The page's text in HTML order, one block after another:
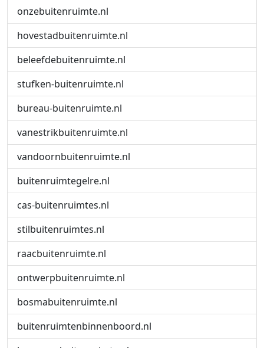
onzebuitenruimte.nl
hovestadbuitenruimte.nl
beleefdebuitenruimte.nl
stufken-buitenruimte.nl
bureau-buitenruimte.nl
vanestrikbuitenruimte.nl
vandoornbuitenruimte.nl
buitenruimtegelre.nl
cas-buitenruimtes.nl
stilbuitenruimtes.nl
raacbuitenruimte.nl
ontwerpbuitenruimte.nl
bosmabuitenruimte.nl
buitenruimtenbinnenboord.nl